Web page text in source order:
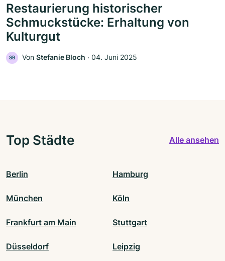
Restaurierung historischer
Schmuckstücke: Erhaltung von
Kulturgut
SB Von Stefanie Bloch ‧ 04. Juni 2025
Top Städte Alle ansehen
Berlin Hamburg
München Köln
Frankfurt am Main Stuttgart
Düsseldorf Leipzig